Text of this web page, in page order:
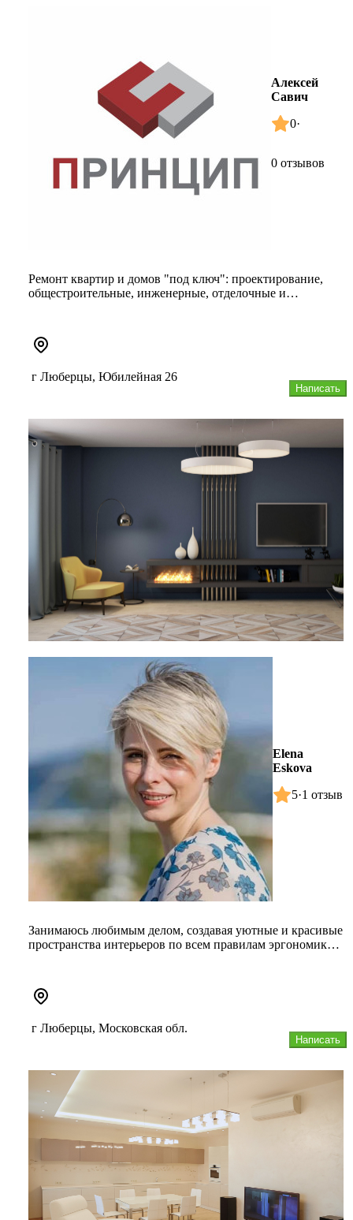
Алексей
Савич
0·
0 отзывов
Ремонт квартир и домов "под ключ": проектирование,
общестроительные, инженерные, отделочные и
Написать
г Люберцы, Юбилейная 26
Elena
Eskova
5·1 отзыв
Занимаюсь любимым делом, создавая уютные и красивые
пространства интерьеров по всем правилам эргономики
Написать
г Люберцы, Московская обл.